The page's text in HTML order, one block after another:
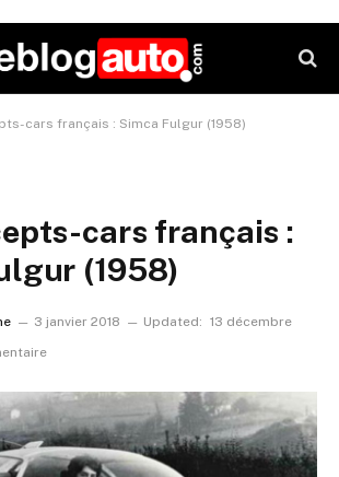
cars français : Simca Fulgur (1958)
cars français :
(1958)
3 janvier 2018 Updated: 13 décembre